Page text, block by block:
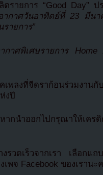
ายการ “Good Day” ป
ากาศวันอาทิตย์ที่ 23 มีน
ายการ”
ากาศพิเศษรายการ
เพลงที่จีดราก้อนร่วมงาน
งปี
ากนำออกไปกรุณาให้เคร
งรวดเร็วจากเรา เลือกแ
พจ Facebook ของเรานะ